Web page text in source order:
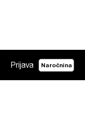
Prijava Naročnina